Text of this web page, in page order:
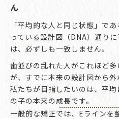
ん
「平均的な人と同じ状態」で
っている設計図（DNA）通り
は、必ずしも一致しません。
歯並びの乱れた人がこれほど
が、すでに本来の設計図から外
私たちが目指したいのは、平
の子の本来の成長です。
一般的な矯正では、Eラインを